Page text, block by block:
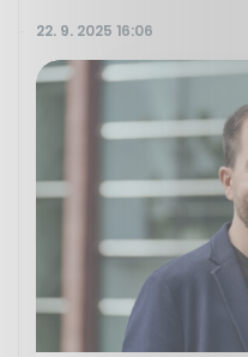
22. 9. 2025 16:06